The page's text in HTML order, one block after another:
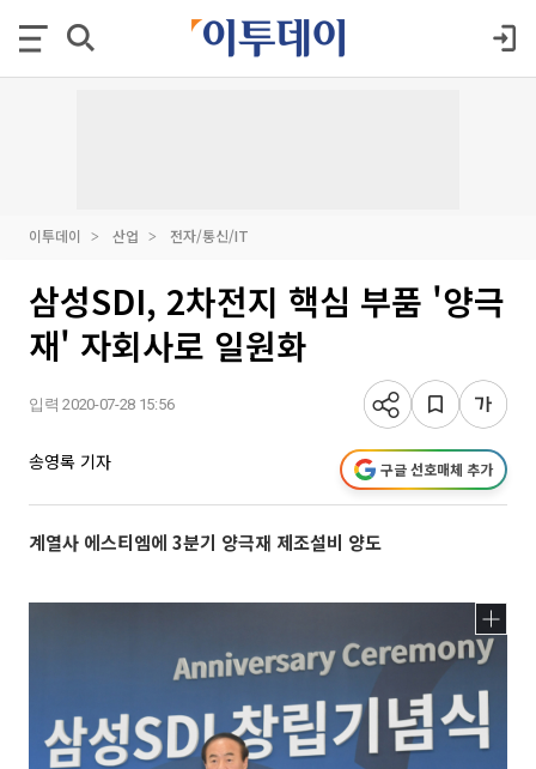
이투데이 산업 전자/통신/IT
삼성SDI, 2차전지 핵심 부품 '양극
재' 자회사로 일원화
입력 2020-07-28 15:56
송영록 기자 구글 선호매체 추가
계열사 에스티엠에 3분기 양극재 제조설비 양도